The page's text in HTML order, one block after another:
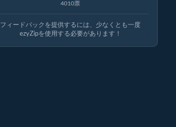
4010票
フィードバックを提供するには、少なくとも一度
ezyZipを使用する必要があります！